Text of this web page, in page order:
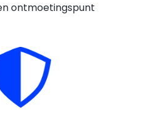
ontmoetingspunt